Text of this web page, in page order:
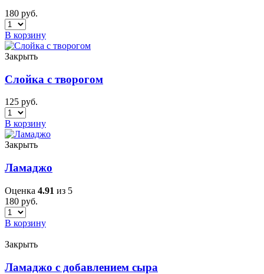
180 руб.
В корзину
Закрыть
Слойка с творогом
125 руб.
В корзину
Закрыть
Ламаджо
Оценка 4.91 из 5
180 руб.
В корзину
Закрыть
Ламаджо с добавлением сыра